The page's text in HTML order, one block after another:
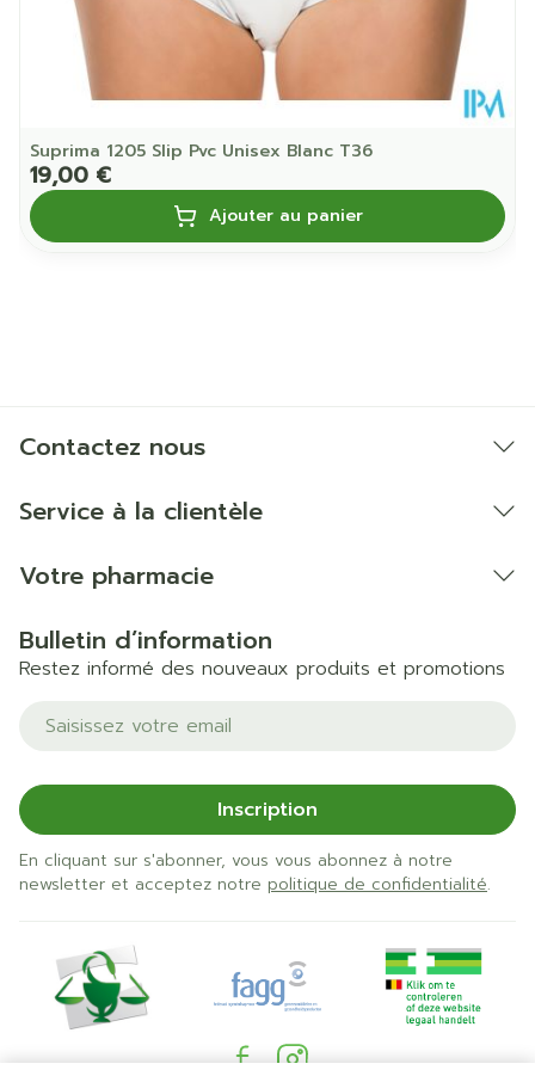
Suprima 1205 Slip Pvc Unisex Blanc T36
19,00 €
Ajouter au panier
Contactez nous
Service à la clientèle
Votre pharmacie
Bulletin d’information
Restez informé des nouveaux produits et promotions
Adresse mail
Inscription
En cliquant sur s'abonner, vous vous abonnez à notre
newsletter et acceptez notre politique de confidentialité.